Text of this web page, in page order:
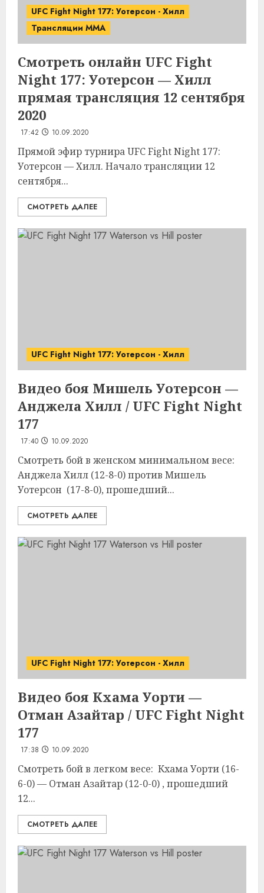
UFC Fight Night 177: Уотерсон - Хилл
Трансляции MMA
Смотреть онлайн UFC Fight
Night 177: Уотерсон — Хилл
прямая трансляция 12 сентября
2020
17:42 10.09.2020
Прямой эфир турнира UFC Fight Night 177:
Уотерсон — Хилл. Начало трансляции 12
сентября...
СМОТРЕТЬ ДАЛЕЕ
UFC Fight Night 177: Уотерсон - Хилл
Видео боя Мишель Уотерсон —
Анджела Хилл / UFC Fight Night
177
17:40 10.09.2020
Смотреть бой в женском минимальном весе:
Анджела Хилл (12-8-0) против Мишель
Уотерсон (17-8-0), прошедший...
СМОТРЕТЬ ДАЛЕЕ
UFC Fight Night 177: Уотерсон - Хилл
Видео боя Кхама Уорти —
Отман Азайтар / UFC Fight Night
177
17:38 10.09.2020
Смотреть бой в легком весе: Кхама Уорти (16-
6-0) — Отман Азайтар (12-0-0) , прошедший
12...
СМОТРЕТЬ ДАЛЕЕ